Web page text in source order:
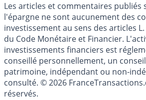
Les articles et commentaires publiés
l'épargne ne sont aucunement des
investissement au sens des articles L.
du Code Monétaire et Financier.
investissements financiers est
conseillé personnellement, un
patrimoine, indépendant ou non-
consulté. © 2026
réservés.